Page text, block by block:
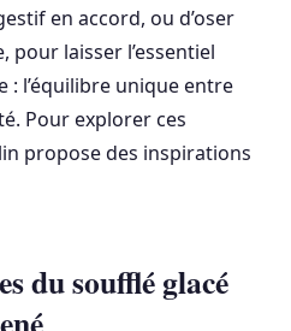
en accord, ou d’oser
pour laisser l’essentiel
: l’équilibre unique entre
Pour explorer ces
propose des inspirations
du soufflé glacé